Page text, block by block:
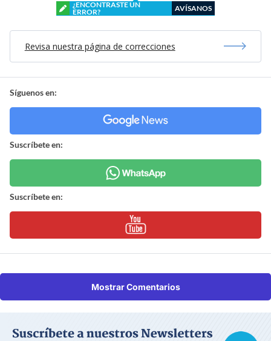
¿ENCONTRASTE UN
ERROR?
AVÍSANOS
Revisa nuestra página de correcciones
Síguenos en:
Suscríbete en:
Suscríbete en:
Mostrar Comentarios